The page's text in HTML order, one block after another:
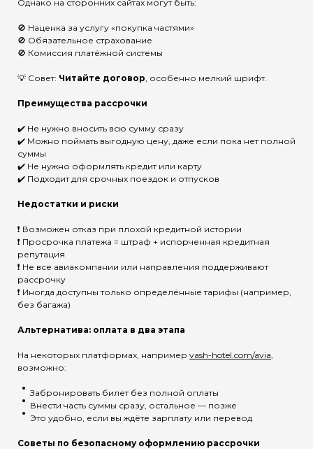
Однако на сторонних сайтах могут быть:
🚫 Наценка за услугу «покупка частями»
🚫 Обязательное страхование
🚫 Комиссия платёжной системы
💡 Совет: Читайте договор, особенно мелкий шрифт.
Преимущества рассрочки
✔️ Не нужно вносить всю сумму сразу
✔️ Можно поймать выгодную цену, даже если пока нет полной
суммы
✔️ Не нужно оформлять кредит или карту
✔️ Подходит для срочных поездок и отпусков
Недостатки и риски
❗ Возможен отказ при плохой кредитной истории
❗ Просрочка платежа = штраф + испорченная кредитная
репутация
❗ Не все авиакомпании или направления поддерживают
рассрочку
❗ Иногда доступны только определённые тарифы (например,
без багажа)
Альтернатива: оплата в два этапа
На некоторых платформах, например vash-hotel.com/avia,
возможно:
Забронировать билет без полной оплаты
Внести часть суммы сразу, остальное — позже
Это удобно, если вы ждёте зарплату или перевод
Советы по безопасному оформлению рассрочки